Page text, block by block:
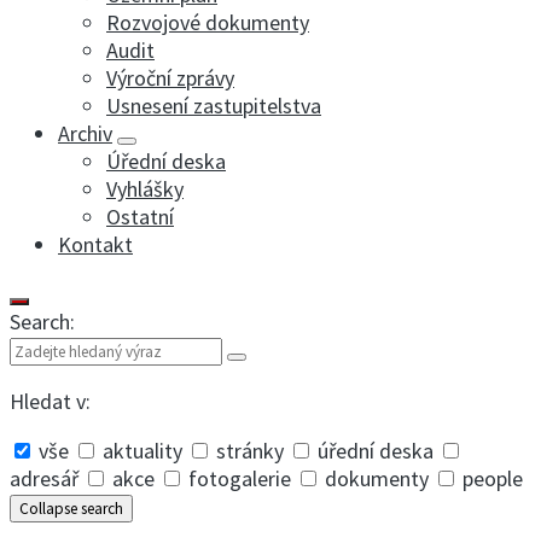
Rozvojové dokumenty
Audit
Výroční zprávy
Usnesení zastupitelstva
Archiv
Úřední deska
Vyhlášky
Ostatní
Kontakt
Search:
Hledat v:
vše
aktuality stránky
úřední deska
adresář
akce fotogalerie dokumenty people
Collapse search